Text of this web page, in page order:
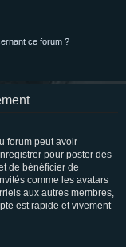
ce forum ?
forum peut avoir
pour poster des
de bénéficier de
comme les avatars
aux autres membres,
est rapide et vivement